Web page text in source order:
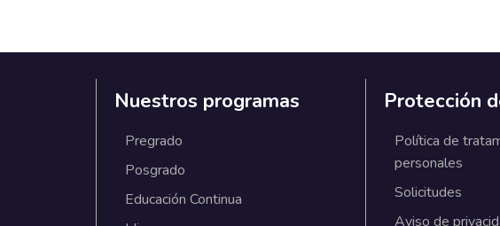
Nuestros programas
Pregrado
Posgrado
Educación Continua
Protección
Política de
personales
Solicitudes
Aviso de